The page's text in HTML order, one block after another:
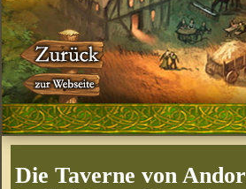
Die Taverne von Andor